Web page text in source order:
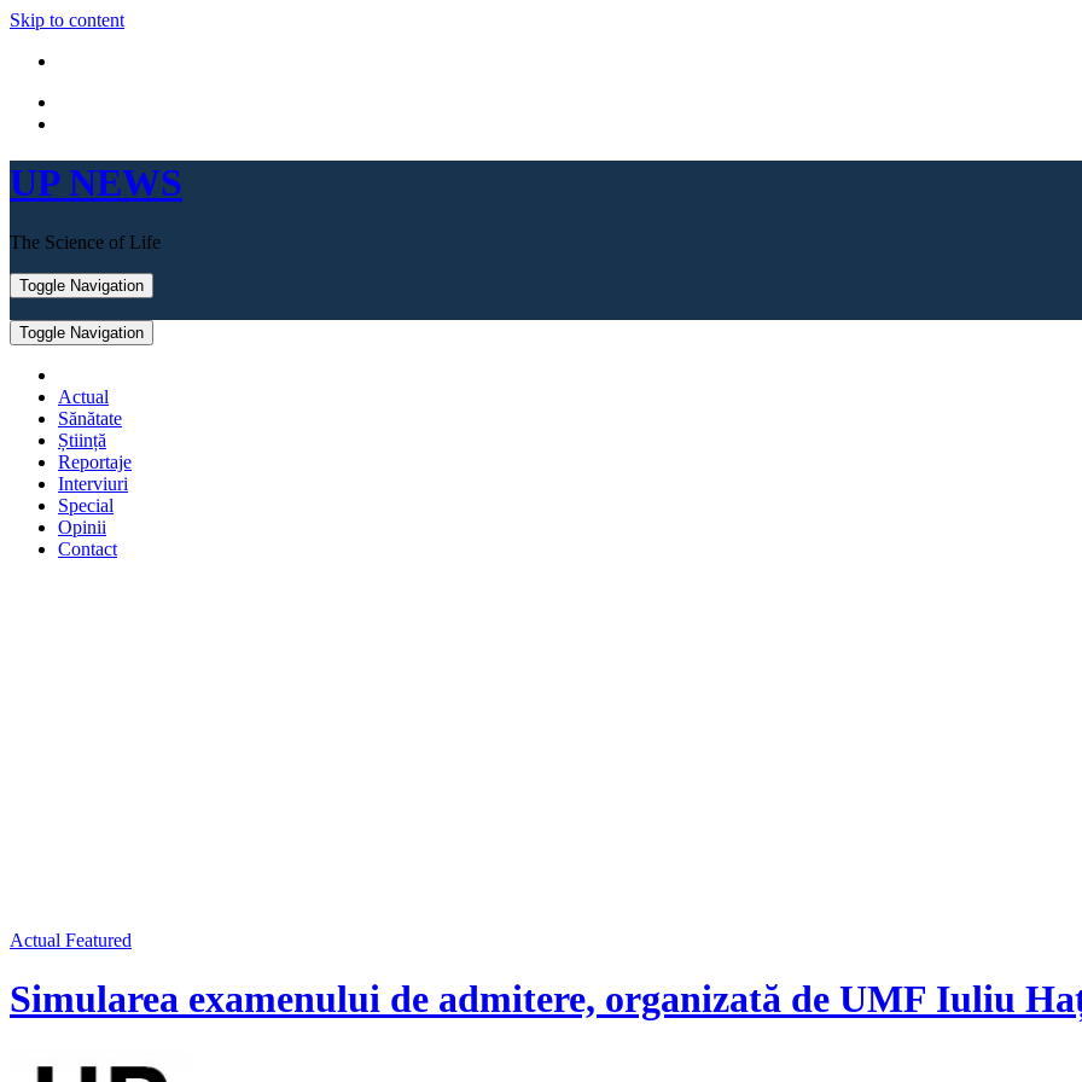
Skip to content
UP NEWS
The Science of Life
Toggle Navigation
Toggle Navigation
Actual
Sănătate
Știință
Reportaje
Interviuri
Special
Opinii
Contact
Actual Featured
Simularea examenului de admitere, organizată de UMF Iuliu